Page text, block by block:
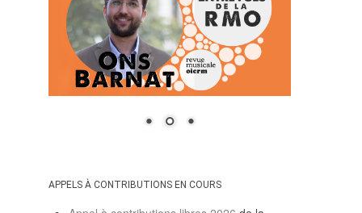
APPELS À CONTRIBUTIONS EN COURS